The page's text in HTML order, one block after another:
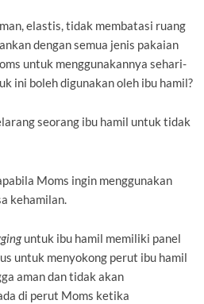
elastis, tidak membatasi ruang
dengan semua jenis pakaian
untuk menggunakannya sehari-
ini boleh digunakan oleh ibu hamil?
seorang ibu hamil untuk tidak
Moms ingin menggunakan
kehamilan.
untuk ibu hamil memiliki panel
untuk menyokong perut ibu hamil
aman dan tidak akan
di perut Moms ketika